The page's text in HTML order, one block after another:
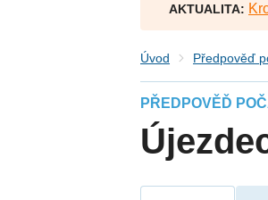
AKTUALITA:
Úvod Předpověď
PŘEDPOVĚĎ